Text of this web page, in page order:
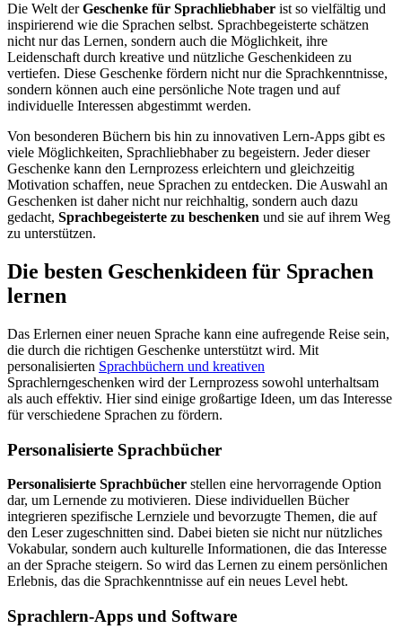
Die Welt derGeschenke für Sprachliebhaber ist so vielfältig und
inspirierend wie die Sprachen selbst. Sprachbegeisterte schätzen
nicht nur das Lernen, sondern auch die Möglichkeit, ihre
Leidenschaft durch kreative und nützliche Geschenkideen zu
vertiefen. Diese Geschenke fördern nicht nur die Sprachkenntnisse,
sondern können auch eine persönliche Note tragen und auf
individuelle Interessen abgestimmt werden.
Von besonderen Büchern bis hin zu innovativen Lern-Apps gibt es
viele Möglichkeiten, Sprachliebhaber zu begeistern. Jeder dieser
Geschenke kann den Lernprozess erleichtern und gleichzeitig
Motivation schaffen, neue Sprachen zu entdecken. Die Auswahl an
Geschenken ist daher nicht nur reichhaltig, sondern auch dazu
gedacht, Sprachbegeisterte zu beschenken und sie auf ihrem Weg
zu unterstützen.
Die besten Geschenkideen für Sprachen
lernen
Das Erlernen einer neuen Sprache kann eine aufregende Reise sein,
die durch die richtigen Geschenke unterstützt wird. Mit
personalisierten Sprachbüchern und kreativen
Sprachlerngeschenken wird der Lernprozess sowohl unterhaltsam
als auch effektiv. Hier sind einige großartige Ideen, um das Interesse
für verschiedene Sprachen zu fördern.
Personalisierte Sprachbücher
Personalisierte Sprachbücher stellen eine hervorragende Option
dar, um Lernende zu motivieren. Diese individuellen Bücher
integrieren spezifische Lernziele und bevorzugte Themen, die auf
den Leser zugeschnitten sind. Dabei bieten sie nicht nur nützliches
Vokabular, sondern auch kulturelle Informationen, die das Interesse
an der Sprache steigern. So wird das Lernen zu einem persönlichen
Erlebnis, das die Sprachkenntnisse auf ein neues Level hebt.
Sprachlern-Apps und Software